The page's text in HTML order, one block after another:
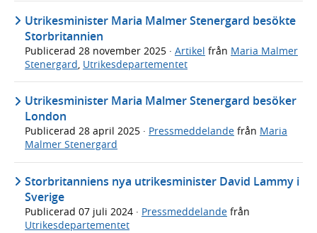
Utrikesminister Maria Malmer Stenergard besökte
Storbritannien
Publicerad 28 november 2025 · Artikel från Maria Malmer
Stenergard Utrikesdepartementet
Utrikesminister Maria Malmer Stenergard besöker
London
Publicerad 28 april 2025 · Pressmeddelande från Maria
Malmer Stenergard
Storbritanniens nya utrikesminister David Lammy i
Sverige
Publicerad 07 juli 2024 · Pressmeddelande från
Utrikesdepartementet